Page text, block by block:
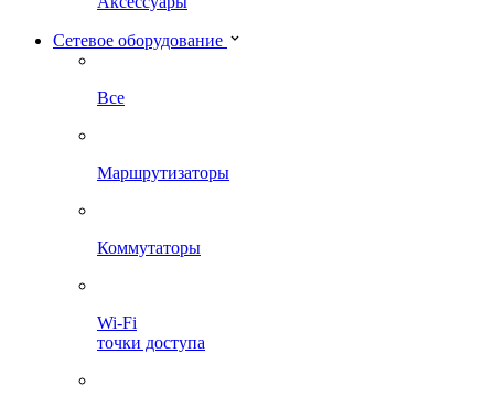
Сетевое оборудование
Все
Маршрутизаторы
Коммутаторы
Wi-Fi
точки доступа